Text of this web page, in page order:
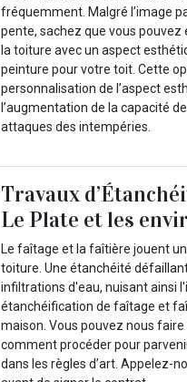
fréquemment. Malgré l’image
pente, sachez que vous
la toiture avec un aspect
peinture pour votre toit. Cette
personnalisation de l’aspect
l’augmentation de la capacité
attaques des intempéries.
Travaux
Le Plate et les
Le faîtage et la faîtière jouent
toiture. Une étanchéité
infiltrations d'eau, nuisant ainsi
étanchéification de faîtage et
maison. Vous pouvez nous
comment procéder pour
dans les règles d’art. Appelez-